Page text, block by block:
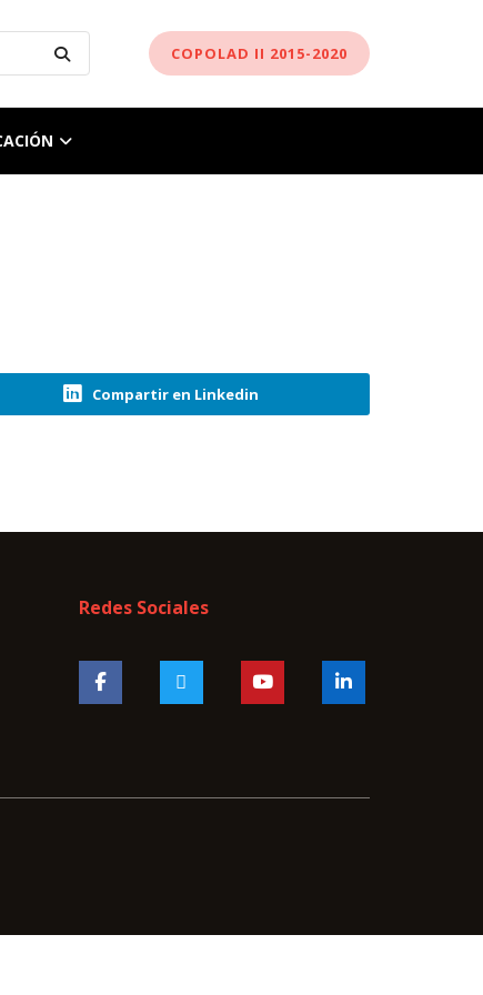
COPOLAD II 2015-2020
Compartir en Linkedin
Redes Sociales